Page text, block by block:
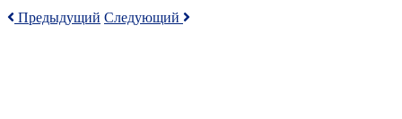
Предыдущий Следующий